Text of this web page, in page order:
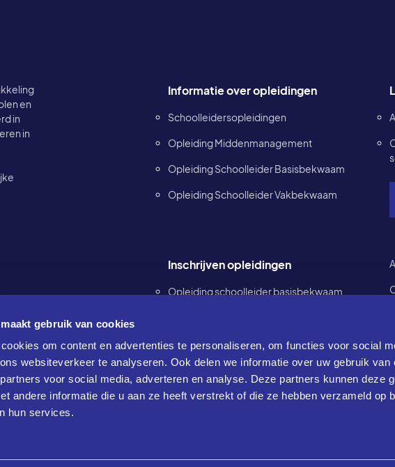
gebruik van cookies
om content en advertenties te personaliseren, om functies voor social
websiteverkeer te analyseren. Ook delen we informatie over uw gebruik van
voor social media, adverteren en analyse. Deze partners kunnen deze
andere informatie die u aan ze heeft verstrekt of die ze hebben verzameld op
hun services.
en
in
in
Footer informatie
Informatie over opleidingen
Schoolleidersopleidingen
Opleiding Middenmanagement
Opleiding Schoolleider Basisbekwaam
Opleiding Schoolleider Vakbekwaam
Inschrijven opleidingen
Opleiding schoolleider basisbekwaam
Opleiding schoolleider basis- en